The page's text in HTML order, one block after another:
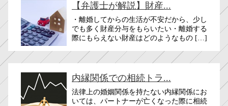
【弁護士が解説】財産...
・離婚してからの生活が不安だから、少し
でも多く財産分与をもらいたい・離婚する
際にもらえない財産はどのようなもの […]
内縁関係での相続トラ...
法律上の婚姻関係を持たない内縁関係にお
いては、パートナーが亡くなった際に相続